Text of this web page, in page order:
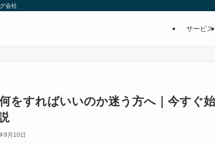
会社
サービス
をすればいいのか迷う方へ｜今すぐ
9月10日